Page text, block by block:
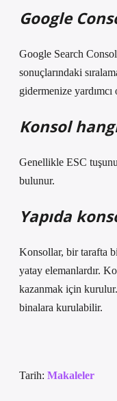
Google
Google Search
sonuçlarındaki
gidermenize
Konsol
Genellikle ESC
bulunur.
Yapıda
Konsollar, bir tarafta
yatay elemanlardır.
kazanmak için
binalara kurulabilir.
Tarih: Makaleler